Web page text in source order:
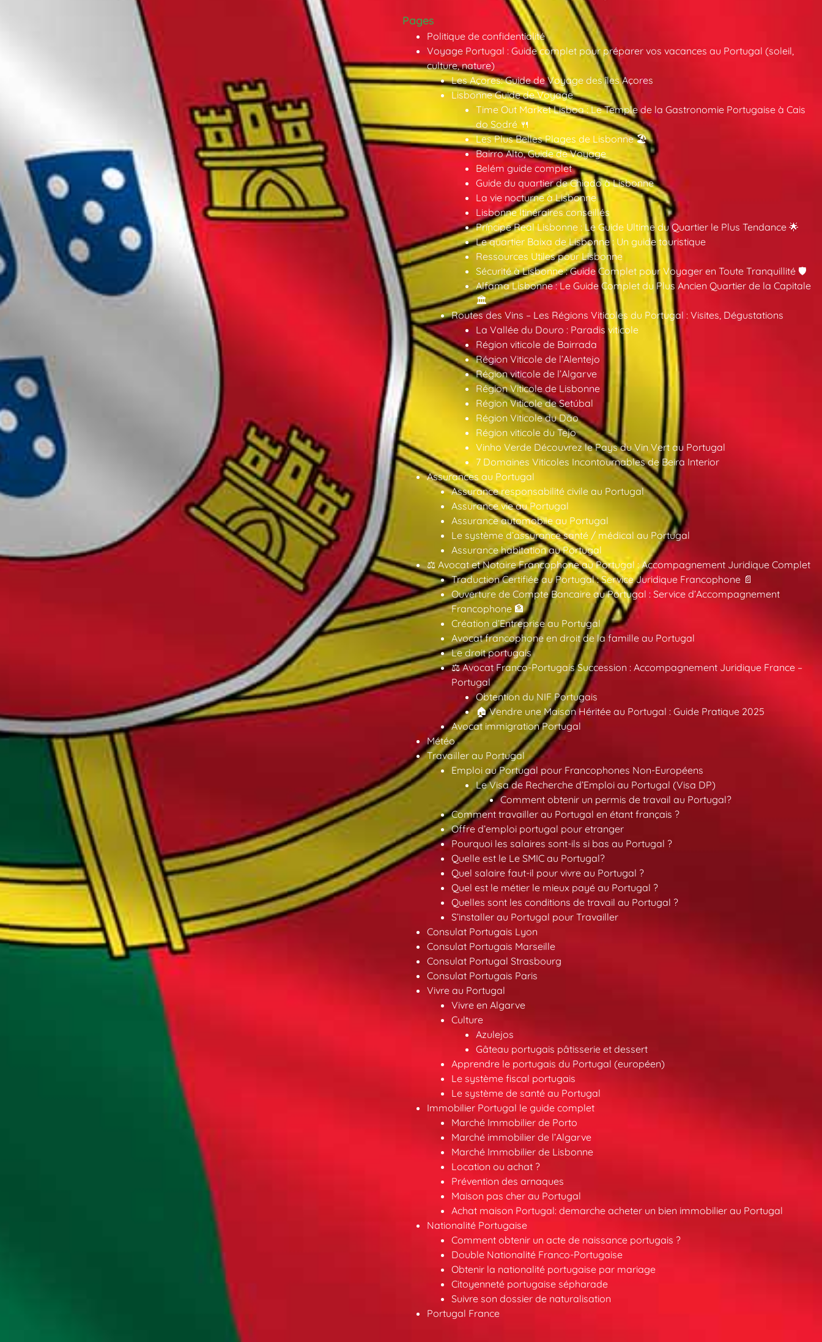
Pages
Politique de confidentialité
Voyage Portugal : Guide complet pour préparer vos vacances au Portugal (soleil,
culture, nature)
Les Açores: Guide de Voyage des îles Açores
Lisbonne Guide de Voyage
Time Out Market Lisboa : Le Temple de la Gastronomie Portugaise à Cais
do Sodré 🍴
Les Plus Belles Plages de Lisbonne 🏖️
Bairro Alto, Guide de Voyage
Belém guide complet
Guide du quartier de Chiado à Lisbonne
La vie nocturne à Lisbonne
Lisbonne Itinéraires conseillés
Príncipe Real Lisbonne : Le Guide Ultime du Quartier le Plus Tendance 🌟
Le quartier Baixa de Lisbonne : Un guide touristique
Ressources Utiles pour Lisbonne
Sécurité à Lisbonne : Guide Complet pour Voyager en Toute Tranquillité 🛡️
Alfama Lisbonne : Le Guide Complet du Plus Ancien Quartier de la Capitale
🏛️
Routes des Vins – Les Régions Viticoles du Portugal : Visites, Dégustations
La Vallée du Douro : Paradis viticole
Région viticole de Bairrada
Région Viticole de l’Alentejo
Région viticole de l’Algarve
Région Viticole de Lisbonne
Région Viticole de Setúbal
Région Viticole du Dão
Région viticole du Tejo
Vinho Verde Découvrez le Pays du Vin Vert au Portugal
7 Domaines Viticoles Incontournables de Beira Interior
Assurances au Portugal
Assurance responsabilité civile au Portugal
Assurance vie au Portugal
Assurance automobile au Portugal
Le système d’assurance santé / médical au Portugal
Assurance habitation au Portugal
⚖️ Avocat et Notaire Francophone au Portugal : Accompagnement Juridique Complet
Traduction Certifiée au Portugal : Service Juridique Francophone 📄
Ouverture de Compte Bancaire au Portugal : Service d’Accompagnement
Francophone 🏦
Création d’Entreprise au Portugal
Avocat francophone en droit de la famille au Portugal
Le droit portugais
⚖️ Avocat Franco-Portugais Succession : Accompagnement Juridique France –
Portugal
Obtention du NIF Portugais
🏠 Vendre une Maison Héritée au Portugal : Guide Pratique 2025
Avocat immigration Portugal
Météo
Travailler au Portugal
Emploi au Portugal pour Francophones Non-Européens
Le Visa de Recherche d’Emploi au Portugal (Visa DP)
Comment obtenir un permis de travail au Portugal?
Comment travailler au Portugal en étant français ?
Offre d’emploi portugal pour etranger
Pourquoi les salaires sont-ils si bas au Portugal ?
Quelle est le Le SMIC au Portugal?
Quel salaire faut-il pour vivre au Portugal ?
Quel est le métier le mieux payé au Portugal ?
Quelles sont les conditions de travail au Portugal ?
S’installer au Portugal pour Travailler
Consulat Portugais Lyon
Consulat Portugais Marseille
Consulat Portugal Strasbourg
Consulat Portugais Paris
Vivre au Portugal
Vivre en Algarve
Culture
Azulejos
Gâteau portugais pâtisserie et dessert
Apprendre le portugais du Portugal (européen)
Le système fiscal portugais
Le système de santé au Portugal
Immobilier Portugal le guide complet
Marché Immobilier de Porto
Marché immobilier de l’Algarve
Marché Immobilier de Lisbonne
Location ou achat ?
Prévention des arnaques
Maison pas cher au Portugal
Achat maison Portugal: demarche acheter un bien immobilier au Portugal
Nationalité Portugaise
Comment obtenir un acte de naissance portugais ?
Double Nationalité Franco-Portugaise
Obtenir la nationalité portugaise par mariage
Citoyenneté portugaise sépharade
Suivre son dossier de naturalisation
Portugal France